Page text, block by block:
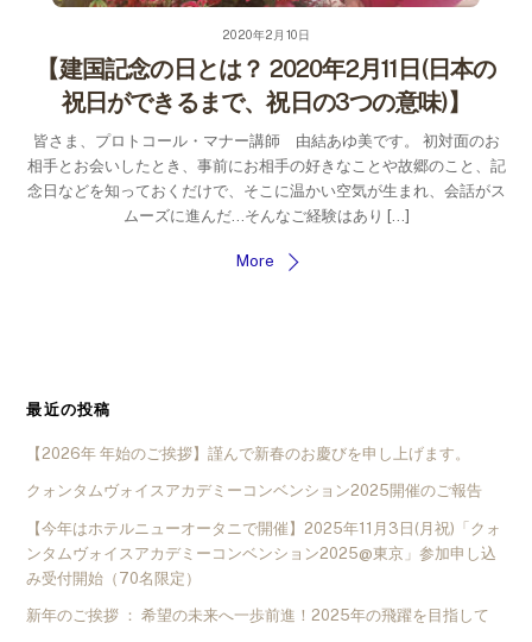
2020年2月10日
【建国記念の日とは？ 2020年2月11日(日本の
祝日ができるまで、祝日の3つの意味)】
皆さま、プロトコール・マナー講師 由結あゆ美です。 初対面のお
相手とお会いしたとき、事前にお相手の好きなことや故郷のこと、記
念日などを知っておくだけで、そこに温かい空気が生まれ、会話がス
ムーズに進んだ…そんなご経験はあり […]
More
最近の投稿
【2026年 年始のご挨拶】謹んで新春のお慶びを申し上げます。
クォンタムヴォイスアカデミーコンベンション2025開催のご報告
【今年はホテルニューオータニで開催】2025年11月3日(月祝)「クォ
ンタムヴォイスアカデミーコンベンション2025@東京」参加申し込
み受付開始（70名限定）
新年のご挨拶 ： 希望の未来へ一歩前進！2025年の飛躍を目指して